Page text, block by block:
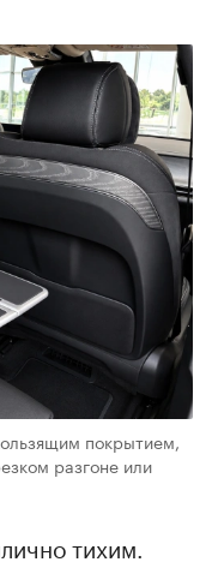
покрытием,
разгоне или
тихим.